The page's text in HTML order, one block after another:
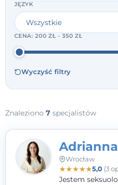
JĘZYK
CENA:200 ZŁ - 350 ZŁ
Wyczyść filtry
Znaleziono 7 specjalistów
Wrocław
★★★★★5,0(3
Jestem